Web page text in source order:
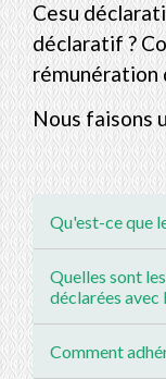
Cesu
déclaratif ?
rémunération
Nous faisons
Qu'est-ce que
Quelles sont
déclarées avec
Comment